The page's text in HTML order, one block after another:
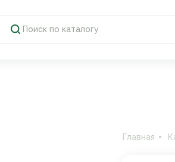
Главная